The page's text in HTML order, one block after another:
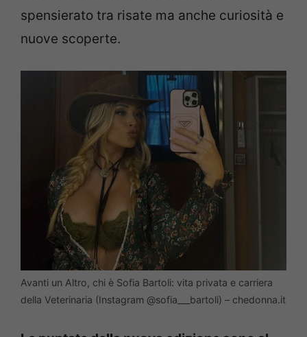
spensierato tra risate ma anche curiosità e
nuove scoperte.
Avanti un Altro, chi è Sofia Bartoli: vita privata e carriera
della Veterinaria (Instagram @sofia___bartoli) – chedonna.it